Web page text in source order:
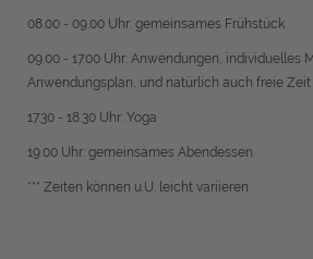
08.00 - 09.00 Uhr: gemeinsames Frühstück
09.00 - 17.00 Uhr: Anwendungen, individuelles
Anwendungsplan, und natürlich auch freie Zeit
17.30 - 18.30 Uhr: Yoga
19.00 Uhr: gemeinsames Abendessen
*** Zeiten können u.U. leicht variieren